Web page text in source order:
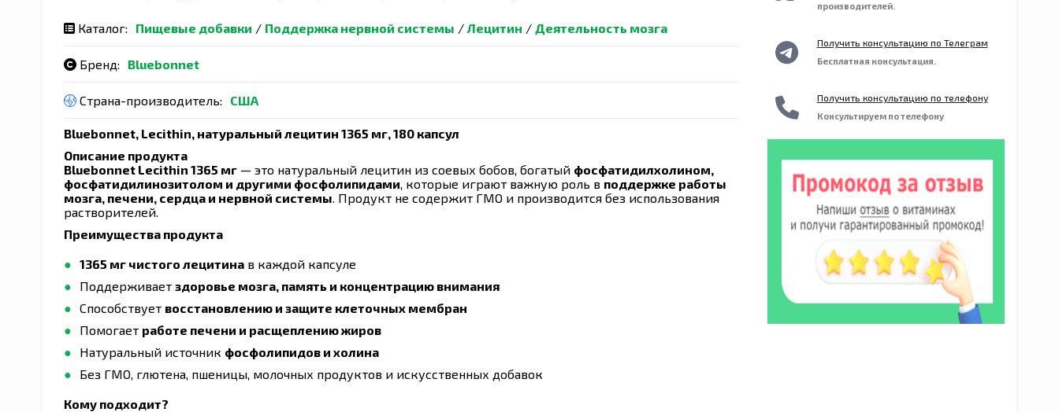
Каталог: Пищевые добавки / Поддержка нервной системы / Лецитин / Деятельность мозга
Бренд: Bluebonnet
Страна-производитель: США
Bluebonnet, Lecithin, натуральный лецитин 1365 мг, 180 капсул
Описание продукта
Bluebonnet Lecithin 1365 мг — это натуральный лецитин из соевых бобов, богатый фосфатидилхолином,
фосфатидилинозитолом и другими фосфолипидами , которые играют важную роль в поддержке работы
мозга, печени, сердца и нервной системы . Продукт не содержит ГМО и производится без использования
растворителей.
Преимущества продукта
1365 мг чистого лецитина в каждой капсуле
Поддерживает здоровье мозга, память и концентрацию внимания
Способствует восстановлению и защите клеточных мембран
Помогает работе печени и расщеплению жиров
Натуральный источник фосфолипидов и холина
Без ГМО, глютена, пшеницы, молочных продуктов и искусственных добавок
Кому подходит?
производителей.
Получить консультацию по Телеграм
Бесплатная консультация.
Получить консультацию по телефону
Консультируем по телефону